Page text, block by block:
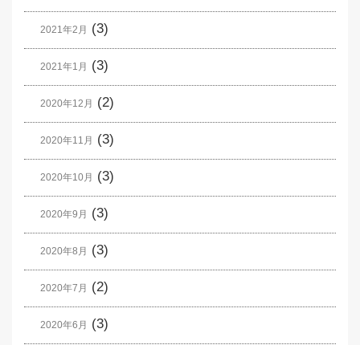
2021年2月 (3)
2021年1月 (3)
2020年12月 (2)
2020年11月 (3)
2020年10月 (3)
2020年9月 (3)
2020年8月 (3)
2020年7月 (2)
2020年6月 (3)